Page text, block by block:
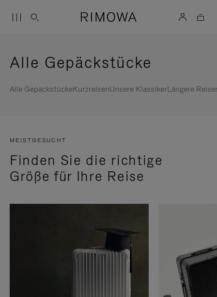
Alle Gepäckstücke
Alle GepäckstückeKurzreisenUnsere KlassikerLängere
MEISTGESUCHT
Finden Sie die richtige
Größe für Ihre Reise